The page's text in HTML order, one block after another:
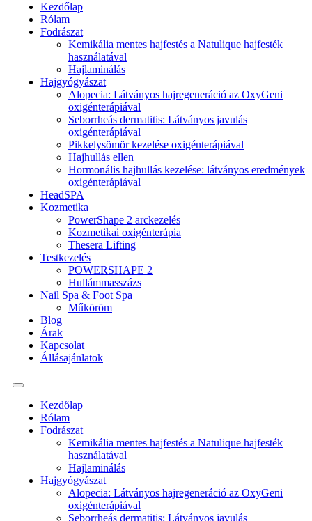
Kezdőlap
Rólam
Fodrászat
Kemikália mentes hajfestés a Natulique hajfesték
használatával
Hajlaminálás
Hajgyógyászat
Alopecia: Látványos hajregeneráció az OxyGeni
oxigénterápiával
Seborrheás dermatitis: Látványos javulás
oxigénterápiával
Pikkelysömör kezelése oxigénterápiával
Hajhullás ellen
Hormonális hajhullás kezelése: látványos eredmények
oxigénterápiával
HeadSPA
Kozmetika
PowerShape 2 arckezelés
Kozmetikai oxigénterápia
Thesera Lifting
Testkezelés
POWERSHAPE 2
Hullámmasszázs
Nail Spa & Foot Spa
Műköröm
Blog
Árak
Kapcsolat
Állásajánlatok
Kezdőlap
Rólam
Fodrászat
Kemikália mentes hajfestés a Natulique hajfesték
használatával
Hajlaminálás
Hajgyógyászat
Alopecia: Látványos hajregeneráció az OxyGeni
oxigénterápiával
Seborrheás dermatitis: Látványos javulás